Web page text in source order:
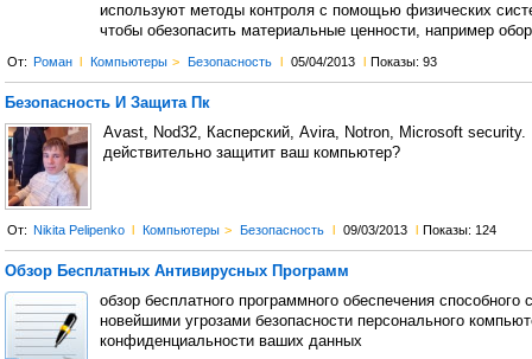
используют методы контроля с помощью физических
чтобы обезопасить материальные ценности, например
От: Роман l Компьютеры > Безопасность l 05/04/2013 l Показы: 93
Безопасность И Защита Пк
Avast, Nod32, Касперский, Avira, Notron, Microsoft security.
действительно защитит ваш компьютер?
От: Nikita Pelipenko l Компьютеры > Безопасность l 09/03/2013 l Показы: 124
Обзор Бесплатных Антивирусных Программ
обзор бесплатного программного обеспечения способного
новейшими угрозами безопасности персонального
конфиденциальности ваших данных